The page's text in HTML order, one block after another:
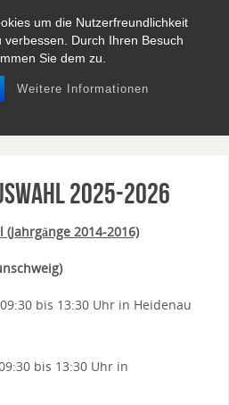
um die Nutzerfreundlichkeit
verbessen. Durch Ihren Besuch
Sie dem zu.
Weitere Informationen
BASEBALL UND SOFTBALL IN
NIEDERSACHSEN
2025-2026
2014-2016)
bis 13:30 Uhr in Heidenau
bis 13:30 Uhr in